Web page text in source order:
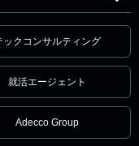
ックコンサルティング
就活エージェント
Adecco Group